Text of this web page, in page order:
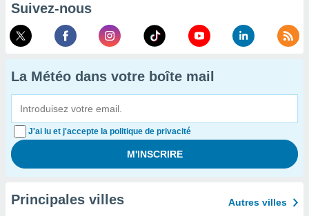
Suivez-nous
La Météo dans votre boîte mail
J'ai lu et j'accepte la politique de privacité
Principales villes Autres villes